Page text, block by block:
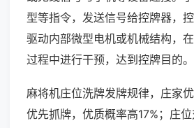
型等指令，发送信号给控牌器，
驱动内部微型电机或机械结构，
过程中进行干预，达到控牌目的。
麻将机庄位洗牌发牌规律，庄家优
优先抓牌，优质概率高17%；庄